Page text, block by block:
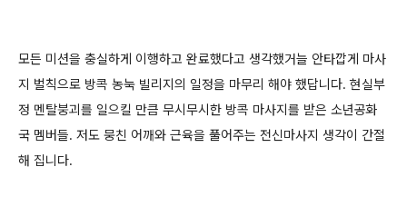
모든 미션을 충실하게 이행하고 완료했다고 생각했거늘 안타깝게 마사
지 벌칙으로 방콕 농눅 빌리지의 일정을 마무리 해야 했답니다. 현실부
정 멘탈붕괴를 일으킬 만큼 무시무시한 방콕 마사지를 받은 소년공화
국 멤버들. 저도 뭉친 어깨와 근육을 풀어주는 전신마사지 생각이 간절
해 집니다.